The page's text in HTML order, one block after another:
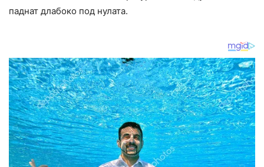
паднат длабоко под нулата.